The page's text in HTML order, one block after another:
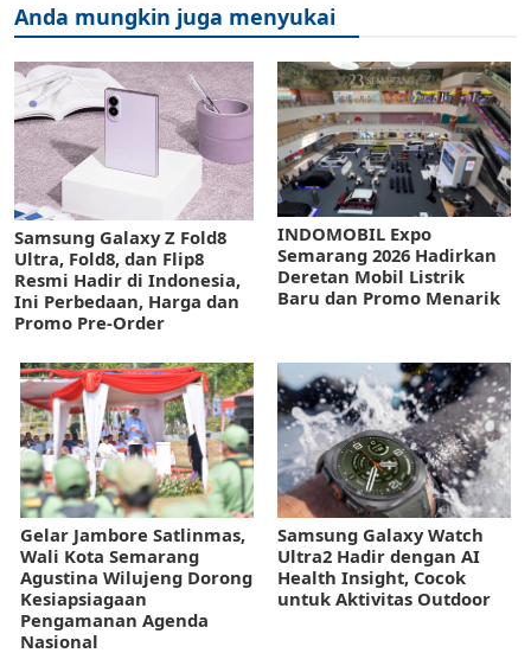
Anda mungkin juga menyukai
Samsung Galaxy Z Fold8
Ultra, Fold8, dan Flip8
Resmi Hadir di Indonesia,
Ini Perbedaan, Harga dan
Promo Pre-Order
INDOMOBIL Expo
Semarang 2026 Hadirkan
Deretan Mobil Listrik
Baru dan Promo Menarik
Gelar Jambore Satlinmas,
Wali Kota Semarang
Agustina Wilujeng Dorong
Kesiapsiagaan
Pengamanan Agenda
Nasional
Samsung Galaxy Watch
Ultra2 Hadir dengan AI
Health Insight, Cocok
untuk Aktivitas Outdoor